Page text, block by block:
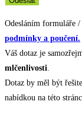
Odesláním formuláře /
podmínky a poučení.
Váš dotaz je
mlčenlivosti.
Dotaz by měl být
nabídkou na této